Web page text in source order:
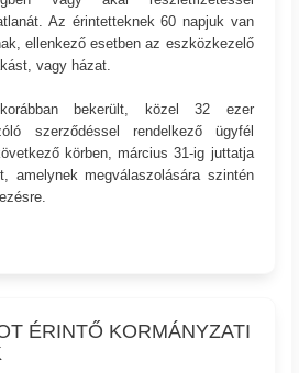
Az érintetteknek 60 napjuk van
ellenkező esetben az eszközkezelő
vagy házat.
bekerült, közel 32 ezer
szerződéssel rendelkező ügyfél
körben, március 31-ig juttatja
amelynek megválaszolására szintén
ÉRINTŐ KORMÁNYZATI